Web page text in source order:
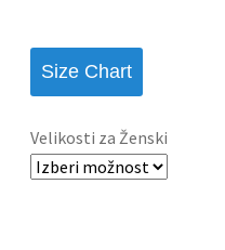
Size Chart
Velikosti za Ženski